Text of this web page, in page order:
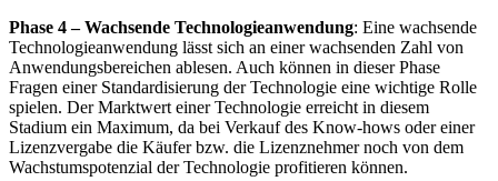
Einsatzfelder stattfinden.
Phase 4 – Wachsende Technologieanwendung : Eine wachsende
Technologieanwendung lässt sich an einer wachsenden Zahl von
Anwendungsbereichen ablesen. Auch können in dieser Phase
Fragen einer Standardisierung der Technologie eine wichtige Rolle
spielen. Der Marktwert einer Technologie erreicht in diesem
Stadium ein Maximum, da bei Verkauf des Know-hows oder einer